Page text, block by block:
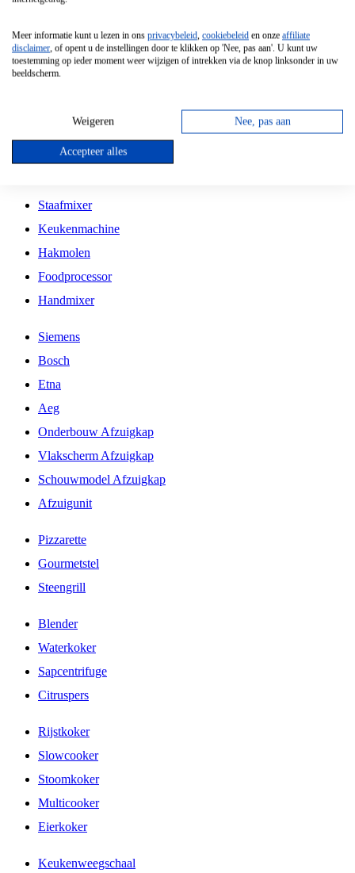
Vrijstaande Magnetron
Vrijstaande Kookplaat
Inbouw Gaskookplaat
Inbouw Keramische Kookplaat
Kookplaat Accessoires
Staafmixer
Keukenmachine
Hakmolen
Foodprocessor
Handmixer
Siemens
Bosch
Etna
Aeg
Onderbouw Afzuigkap
Vlakscherm Afzuigkap
Schouwmodel Afzuigkap
Afzuigunit
Pizzarette
Gourmetstel
Steengrill
Blender
Waterkoker
Sapcentrifuge
Citruspers
Rijstkoker
Slowcooker
Stoomkoker
Multicooker
Eierkoker
Keukenweegschaal
Meer informatie kunt u lezen in ons privacybeleid, cookiebeleid en onze affiliate
disclaimer, of opent u de instellingen door te klikken op 'Nee, pas aan'. U kunt uw
toestemming op ieder moment weer wijzigen of intrekken via de knop linksonder in uw
beeldscherm.
Weigeren Nee, pas aan
Accepteer alles